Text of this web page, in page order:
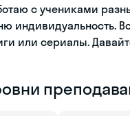
с учениками
индивидуальность.
или сериалы.